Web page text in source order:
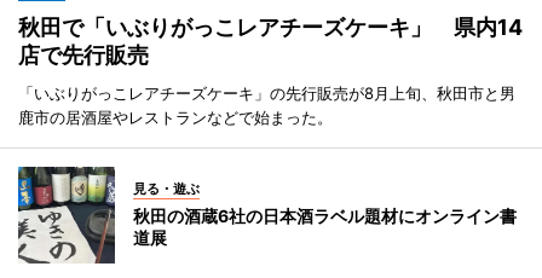
秋田で「いぶりがっこレアチーズケーキ」 県内14
店で先行販売
「いぶりがっこレアチーズケーキ」の先行販売が8月上旬、秋田市と男
鹿市の居酒屋やレストランなどで始まった。
見る・遊ぶ
秋田の酒蔵6社の日本酒ラベル題材にオンライン書
道展